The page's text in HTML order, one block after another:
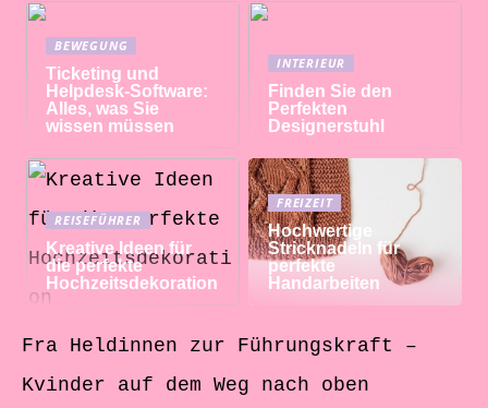
BEWEGUNG
Ticketing und
Helpdesk-Software:
Alles, was Sie
wissen müssen
INTERIEUR
Finden Sie den
Perfekten
Designerstuhl
REISEFÜHRER
Kreative Ideen für
die perfekte
Hochzeitsdekoration
FREIZEIT
Hochwertige
Stricknadeln für
perfekte
Handarbeiten
Fra Heldinnen zur Führungskraft –
Kvinder auf dem Weg nach oben